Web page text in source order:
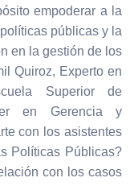
empoderar a la
públicas y la
en la gestión de los
Quiroz, Experto en
Superior de
en Gerencia y
con los asistentes
Políticas Públicas?
con los casos